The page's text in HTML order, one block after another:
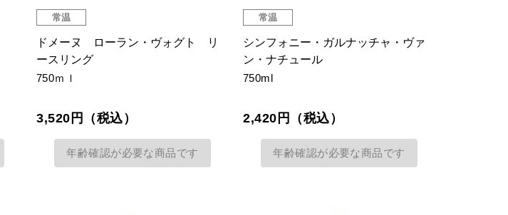
常温
ドメーヌ ローラン・ヴォグト リ
ースリング
750ｍｌ
3,520円（税込）
年齢確認が必要な商品です
常温
シンフォニー・ガルナッチャ・ヴァ
ン・ナチュール
750ml
2,420円（税込）
年齢確認が必要な商品です